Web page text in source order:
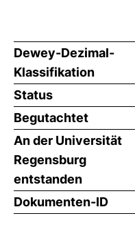
Dewey-Dezimal-
Klassifikation
Status
Begutachtet
An der Universität
Regensburg
entstanden
Dokumenten-ID